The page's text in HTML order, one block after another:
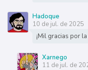
Hadoque
10 de jul. de 2025
¡Mil gracias por
Xarnego
11 de jul. de